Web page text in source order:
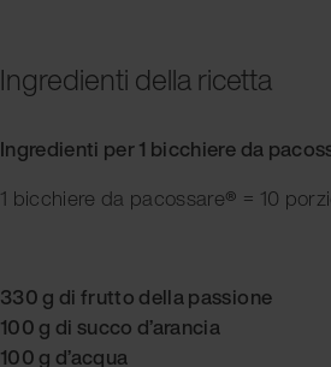
Ingredienti della ricetta
Ingredienti per 1 bicchiere da
1 bicchiere da pacossare® = 10
330 g di frutto della passione
100 g di succo d’arancia
100 g d’acqua